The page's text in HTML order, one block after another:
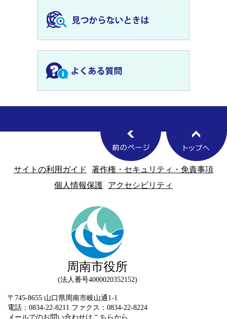
サイトの利用ガイド
著作権・セキュリティ・免責事項
個人情報保護
アクセシビリティ
周南市役所
法人番号4000020352152
〒745-8655 山口県周南市岐山通1-1
電話：0834-22-8211 ファクス：0834-22-8224
メールでのお問い合わせはこちらから